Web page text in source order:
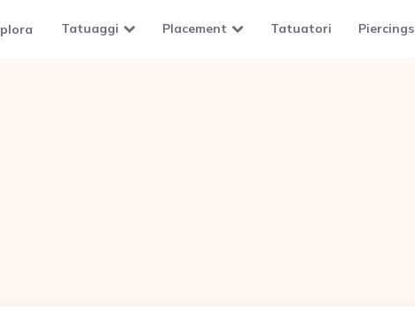
Tatuaggi Placement Tatuatori Piercings